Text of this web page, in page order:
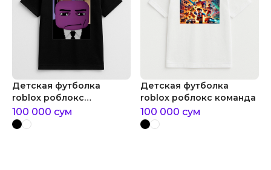
Детская футболка
roblox роблокс
персонаж сенчоус
100 000 сум
Детская футболка
roblox роблокс команда
100 000 сум